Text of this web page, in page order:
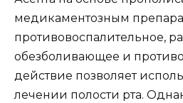
медикаментозным
противовоспалительное,
обезболивающее и
действие позволяет
лечении полости рта.